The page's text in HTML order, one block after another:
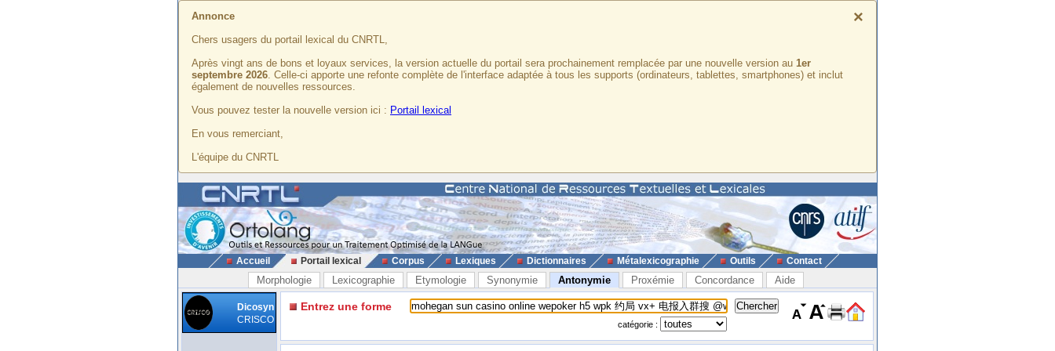
×
Annonce
Chers usagers du portail lexical du CNRTL,
Après vingt ans de bons et loyaux services, la version actuelle du portail sera prochainement remplacée par une nouvelle version au 1er
septembre 2026. Celle-ci apporte une refonte complète de l'interface adaptée à tous les supports (ordinateurs, tablettes, smartphones) et inclut
également de nouvelles ressources.
Vous pouvez tester la nouvelle version ici : Portail lexical
En vous remerciant,
L'équipe du CNRTL
Accueil Portail lexical Corpus Lexiques Dictionnaires Métalexicographie Outils Contact
Morphologie Lexicographie Etymologie Synonymie Antonymie Proxémie Concordance Aide
Dicosyn
CRISCO
Entrez une forme
catégorie :